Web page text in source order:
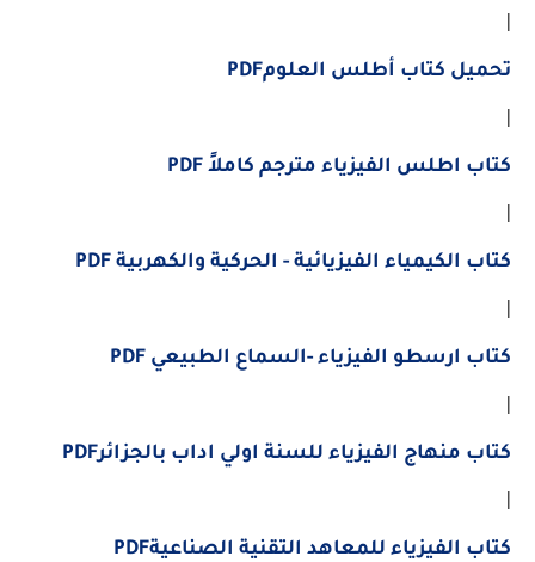
|
تحميل كتاب أطلس العلومPDF
|
كتاب اطلس الفيزياء مترجم كاملاً PDF
|
كتاب الكيمياء الفيزيائية - الحركية والكهربية PDF
|
كتاب ارسطو الفيزياء -السماع الطبيعي PDF
|
كتاب منهاج الفيزياء للسنة اولي اداب بالجزائرPDF
|
كتاب الفيزياء للمعاهد التقنية الصناعيةPDF